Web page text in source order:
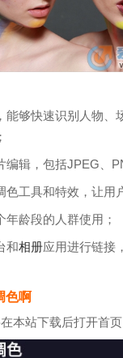
能够快速识别人物、
编辑，包括JPEG、
色工具和特效，让用
龄段的人群使用；
和相册应用进行链接
色啊
本站下载后打开首